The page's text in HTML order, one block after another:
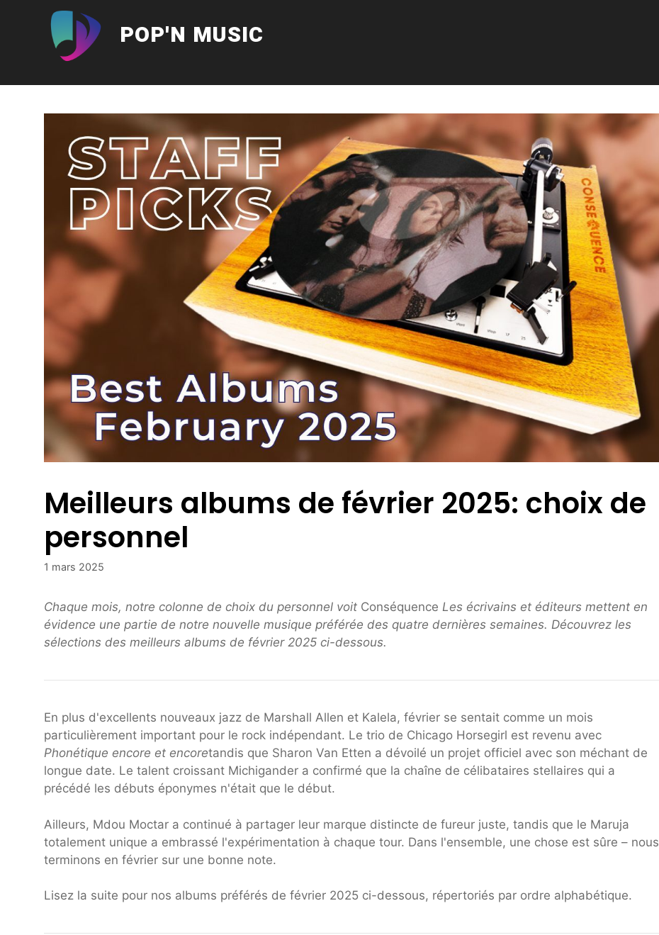
POP'N MUSIC
Meilleurs albums de février 2025: choix de
personnel
1 mars 2025
Chaque mois, notre colonne de choix du personnel voit Conséquence Les écrivains et éditeurs mettent en
évidence une partie de notre nouvelle musique préférée des quatre dernières semaines. Découvrez les
sélections des meilleurs albums de février 2025 ci-dessous.
En plus d'excellents nouveaux jazz de Marshall Allen et Kalela, février se sentait comme un mois
particulièrement important pour le rock indépendant. Le trio de Chicago Horsegirl est revenu avec
Phonétique encore et encoretandis que Sharon Van Etten a dévoilé un projet officiel avec son méchant de
longue date. Le talent croissant Michigander a confirmé que la chaîne de célibataires stellaires qui a
précédé les débuts éponymes n'était que le début.
Ailleurs, Mdou Moctar a continué à partager leur marque distincte de fureur juste, tandis que le Maruja
totalement unique a embrassé l'expérimentation à chaque tour. Dans l'ensemble, une chose est sûre – nous
terminons en février sur une bonne note.
Lisez la suite pour nos albums préférés de février 2025 ci-dessous, répertoriés par ordre alphabétique.